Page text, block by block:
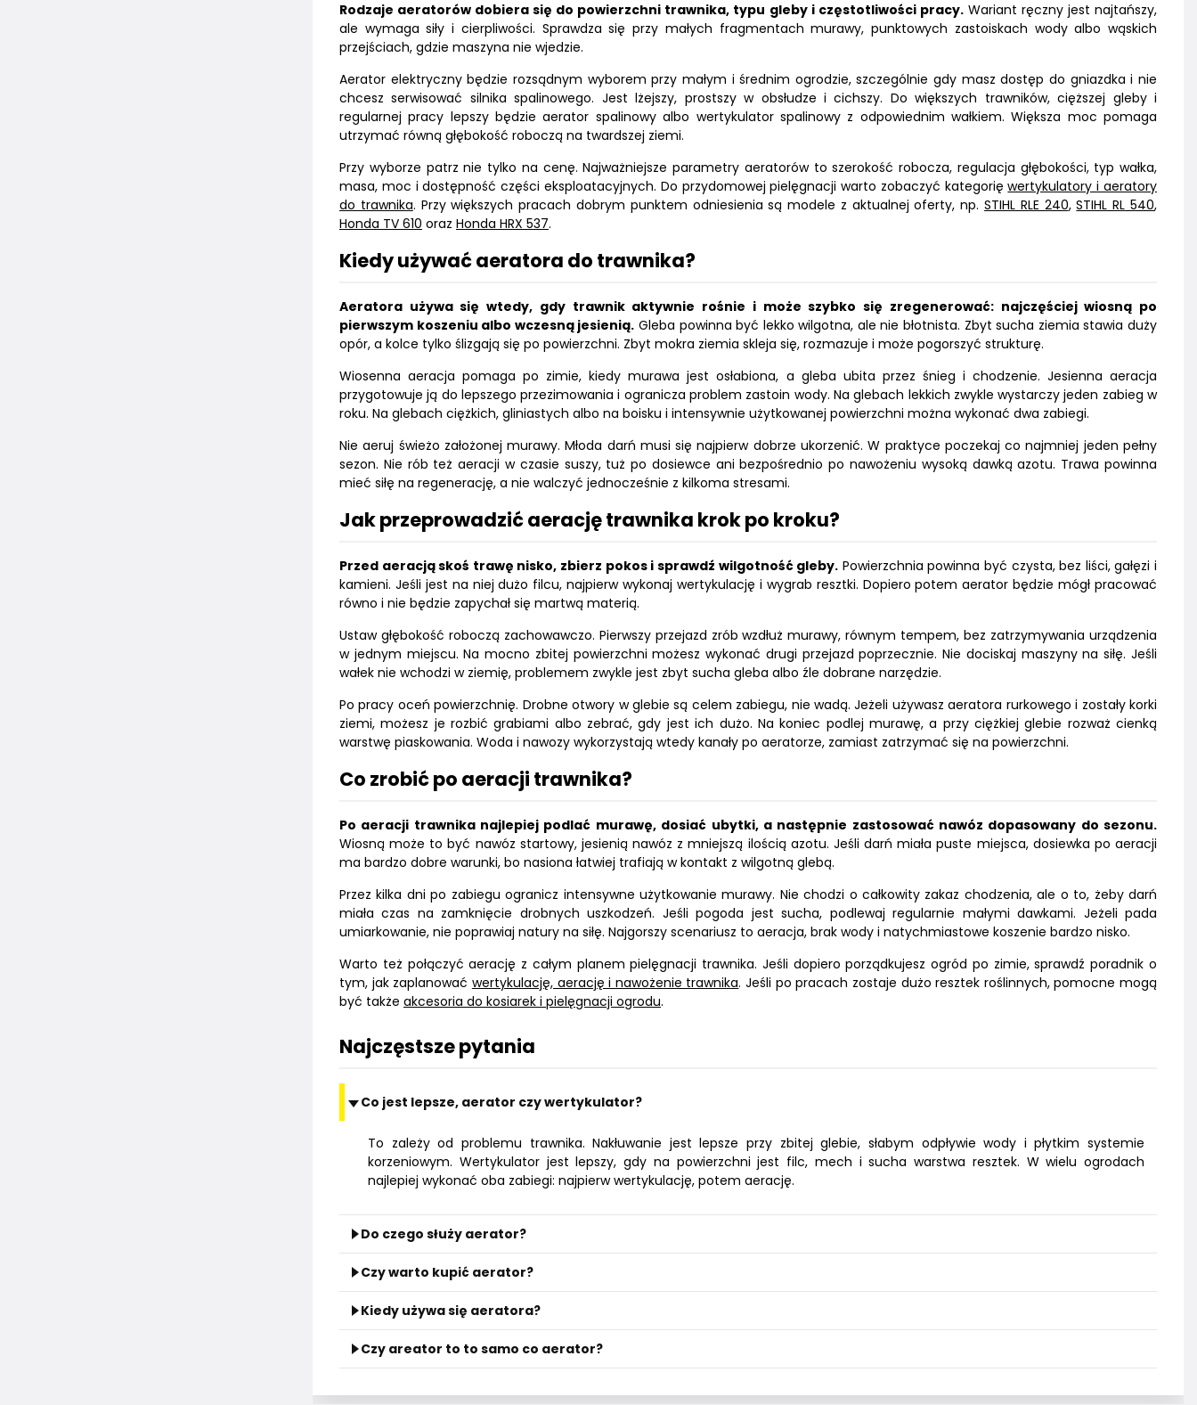
Rodzaje aeratorów dobiera się do powierzchni trawnika, typu gleby i częstotliwości pracy.Wariant ręczny jest najtańszy,
ale wymaga siły i cierpliwości. Sprawdza się przy małych fragmentach murawy, punktowych zastoiskach wody albo wąskich
przejściach, gdzie maszyna nie wjedzie.
Aerator elektryczny będzie rozsądnym wyborem przy małym i średnim ogrodzie, szczególnie gdy masz dostęp do gniazdka i nie
chcesz serwisować silnika spalinowego. Jest lżejszy, prostszy w obsłudze i cichszy. Do większych trawników, cięższej gleby i
regularnej pracy lepszy będzie aerator spalinowy albo wertykulator spalinowy z odpowiednim wałkiem. Większa moc pomaga
utrzymać równą głębokość roboczą na twardszej ziemi.
Przy wyborze patrz nie tylko na cenę. Najważniejsze parametry aeratorów to szerokość robocza, regulacja głębokości, typ wałka,
masa, moc i dostępność części eksploatacyjnych. Do przydomowej pielęgnacji warto zobaczyć kategorięwertykulatory i aeratory
do trawnika. Przy większych pracach dobrym punktem odniesienia są modele z aktualnej oferty, np.STIHL RLE 240,STIHL RL 540,
Honda TV 610 oraz Honda HRX 537.
Kiedy używać aeratora do trawnika?
Aeratora używa się wtedy, gdy trawnik aktywnie rośnie i może szybko się zregenerować: najczęściej wiosną po
pierwszym koszeniu albo wczesną jesienią. Gleba powinna być lekko wilgotna, ale nie błotnista. Zbyt sucha ziemia stawia duży
opór, a kolce tylko ślizgają się po powierzchni. Zbyt mokra ziemia skleja się, rozmazuje i może pogorszyć strukturę.
Wiosenna aeracja pomaga po zimie, kiedy murawa jest osłabiona, a gleba ubita przez śnieg i chodzenie. Jesienna aeracja
przygotowuje ją do lepszego przezimowania i ogranicza problem zastoin wody. Na glebach lekkich zwykle wystarczy jeden zabieg w
roku. Na glebach ciężkich, gliniastych albo na boisku i intensywnie użytkowanej powierzchni można wykonać dwa zabiegi.
Nie aeruj świeżo założonej murawy. Młoda darń musi się najpierw dobrze ukorzenić. W praktyce poczekaj co najmniej jeden pełny
sezon. Nie rób też aeracji w czasie suszy, tuż po dosiewce ani bezpośrednio po nawożeniu wysoką dawką azotu. Trawa powinna
mieć siłę na regenerację, a nie walczyć jednocześnie z kilkoma stresami.
Jak przeprowadzić aerację trawnika krok po kroku?
Przed aeracją skoś trawę nisko, zbierz pokos i sprawdź wilgotność gleby. Powierzchnia powinna być czysta, bez liści, gałęzi i
kamieni. Jeśli jest na niej dużo filcu, najpierw wykonaj wertykulację i wygrab resztki. Dopiero potem aerator będzie mógł pracować
równo i nie będzie zapychał się martwą materią.
Ustaw głębokość roboczą zachowawczo. Pierwszy przejazd zrób wzdłuż murawy, równym tempem, bez zatrzymywania urządzenia
w jednym miejscu. Na mocno zbitej powierzchni możesz wykonać drugi przejazd poprzecznie. Nie dociskaj maszyny na siłę. Jeśli
wałek nie wchodzi w ziemię, problemem zwykle jest zbyt sucha gleba albo źle dobrane narzędzie.
Po pracy oceń powierzchnię. Drobne otwory w glebie są celem zabiegu, nie wadą. Jeżeli używasz aeratora rurkowego i zostały korki
ziemi, możesz je rozbić grabiami albo zebrać, gdy jest ich dużo. Na koniec podlej murawę, a przy ciężkiej glebie rozważ cienką
warstwę piaskowania. Woda i nawozy wykorzystają wtedy kanały po aeratorze, zamiast zatrzymać się na powierzchni.
Co zrobić po aeracji trawnika?
Po aeracji trawnika najlepiej podlać murawę, dosiać ubytki, a następnie zastosować nawóz dopasowany do sezonu.
Wiosną może to być nawóz startowy, jesienią nawóz z mniejszą ilością azotu. Jeśli darń miała puste miejsca, dosiewka po aeracji
ma bardzo dobre warunki, bo nasiona łatwiej trafiają w kontakt z wilgotną glebą.
Przez kilka dni po zabiegu ogranicz intensywne użytkowanie murawy. Nie chodzi o całkowity zakaz chodzenia, ale o to, żeby darń
miała czas na zamknięcie drobnych uszkodzeń. Jeśli pogoda jest sucha, podlewaj regularnie małymi dawkami. Jeżeli pada
umiarkowanie, nie poprawiaj natury na siłę. Najgorszy scenariusz to aeracja, brak wody i natychmiastowe koszenie bardzo nisko.
Warto też połączyć aerację z całym planem pielęgnacji trawnika. Jeśli dopiero porządkujesz ogród po zimie, sprawdź poradnik o
tym, jak zaplanować wertykulację, aerację i nawożenie trawnika. Jeśli po pracach zostaje dużo resztek roślinnych, pomocne mogą
być także akcesoria do kosiarek i pielęgnacji ogrodu.
Najczęstsze pytania
Co jest lepsze, aerator czy wertykulator?
To zależy od problemu trawnika. Nakłuwanie jest lepsze przy zbitej glebie, słabym odpływie wody i płytkim systemie
korzeniowym. Wertykulator jest lepszy, gdy na powierzchni jest filc, mech i sucha warstwa resztek. W wielu ogrodach
najlepiej wykonać oba zabiegi: najpierw wertykulację, potem aerację.
Do czego służy aerator?
Czy warto kupić aerator?
Kiedy używa się aeratora?
Czy areator to to samo co aerator?